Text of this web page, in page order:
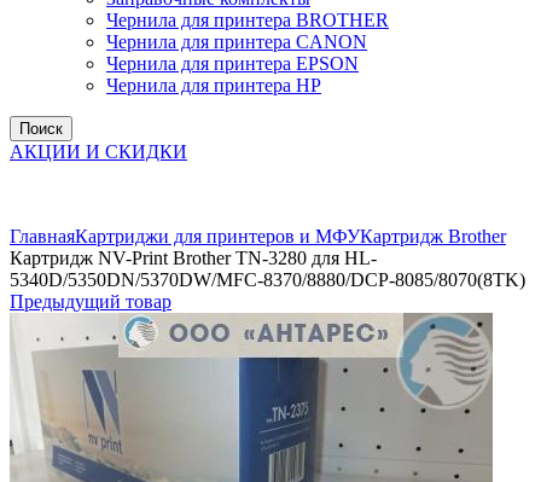
Чернила для принтера BROTHER
Чернила для принтера CANON
Чернила для принтера EPSON
Чернила для принтера HP
Поиск
АКЦИИ И СКИДКИ
ГлавнаяКартриджи для принтеров и МФУКартридж Brother
Картридж NV-Print Brother TN-3280 для HL-
5340D/5350DN/5370DW/MFC-8370/8880/DCP-8085/8070(8TK)
Предыдущий товар